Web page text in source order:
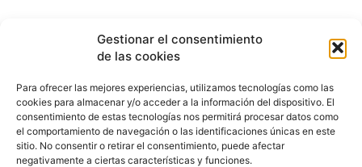
Gestionar el consentimiento
de las cookies
Para ofrecer las mejores experiencias, utilizamos tecnologías como las
cookies para almacenar y/o acceder a la información del dispositivo. El
consentimiento de estas tecnologías nos permitirá procesar datos como
el comportamiento de navegación o las identificaciones únicas en este
sitio. No consentir o retirar el consentimiento, puede afectar
negativamente a ciertas características y funciones.